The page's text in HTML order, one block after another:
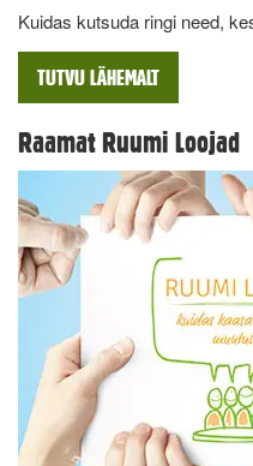
Kuidas kutsuda ringi need,
TUTVU LÄHEMALT
Raamat Ruumi Loojad